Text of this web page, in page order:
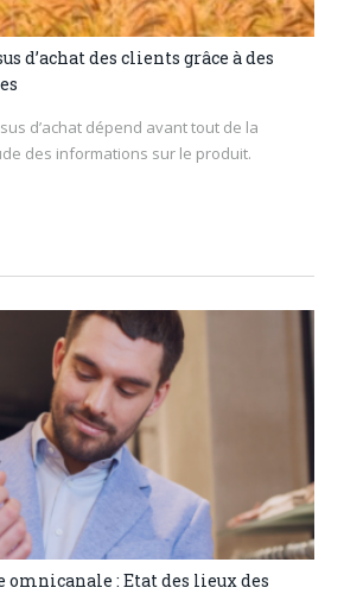
d’achat des clients grâce à des
d’achat dépend avant tout de la
des informations sur le produit.
omnicanale : Etat des lieux des